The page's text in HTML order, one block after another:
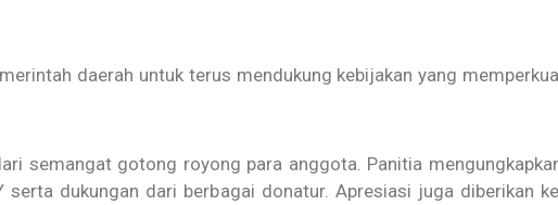
daerah untuk terus mendukung kebijakan yang
semangat gotong royong para anggota. Panitia
dukungan dari berbagai donatur. Apresiasi juga diberikan